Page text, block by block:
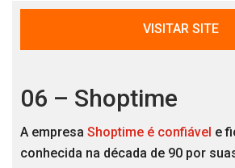
VISITAR SITE
06 – Shoptime
A empresa Shoptime é confiável e
conhecida na década de 90 por